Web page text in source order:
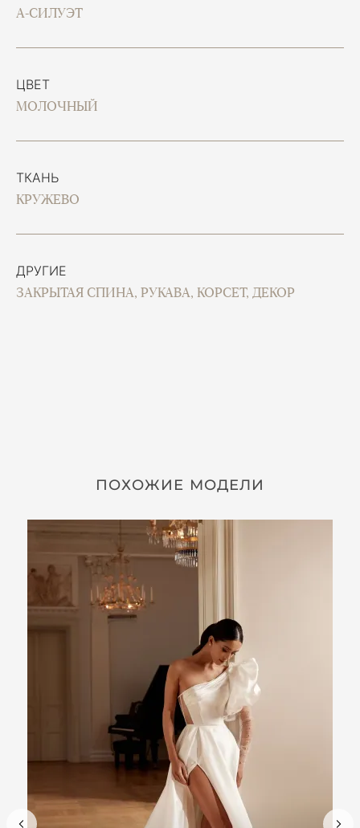
А-СИЛУЭТ
ЦВЕТ
МОЛОЧНЫЙ
ТКАНЬ
КРУЖЕВО
ДРУГИЕ
ЗАКРЫТАЯ СПИНА, РУКАВА, КОРСЕТ, ДЕКОР
ПОХОЖИЕ МОДЕЛИ